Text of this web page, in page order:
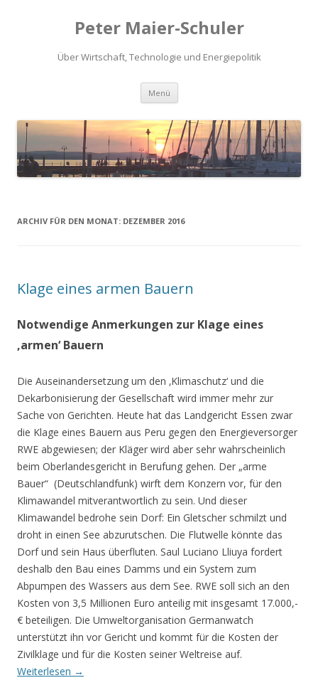
Peter Maier-Schuler
Über Wirtschaft, Technologie und Energiepolitik
Menü Springe
Inhalt
ARCHIV FÜR DEN MONAT: DEZEMBER 2016
Klage eines armen Bauern
Notwendige Anmerkungen zur Klage eines
‚armen‘ Bauern
Die Auseinandersetzung um den ‚Klimaschutz‘ und die
Dekarbonisierung der Gesellschaft wird immer mehr zur
Sache von Gerichten. Heute hat das Landgericht Essen zwar
die Klage eines Bauern aus Peru gegen den Energieversorger
RWE abgewiesen; der Kläger wird aber sehr wahrscheinlich
beim Oberlandesgericht in Berufung gehen. Der „arme
Bauer“ (Deutschlandfunk) wirft dem Konzern vor, für den
Klimawandel mitverantwortlich zu sein. Und dieser
Klimawandel bedrohe sein Dorf: Ein Gletscher schmilzt und
droht in einen See abzurutschen. Die Flutwelle könnte das
Dorf und sein Haus überfluten. Saul Luciano Lliuya fordert
deshalb den Bau eines Damms und ein System zum
Abpumpen des Wassers aus dem See. RWE soll sich an den
Kosten von 3,5 Millionen Euro anteilig mit insgesamt 17.000,-
€ beteiligen. Die Umweltorganisation Germanwatch
unterstützt ihn vor Gericht und kommt für die Kosten der
Zivilklage und für die Kosten seiner Weltreise auf.
Weiterlesen →